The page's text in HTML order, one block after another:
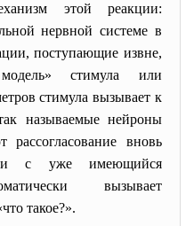
этой реакции:
нервной системе в
поступающие извне,
стимула или
стимула вызывает к
называемые нейроны
вновь
с уже имеющийся
вызывает
такое?».